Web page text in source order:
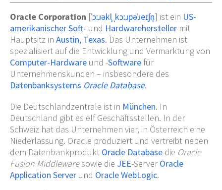
Oracle Corporation [ˈɔːɹəkl̩ ˌkɔːɹpəˈɹeɪʃn̩] ist ein US-
amerikanischerSoft- und Hardwarehersteller mit
Hauptsitz in Austin, Texas. Das Unternehmen ist
spezialisiert auf die Entwicklung und Vermarktung von
Computer-Hardware und -Software für
Unternehmenskunden – insbesondere des
Datenbanksystems Oracle Database.
Die Deutschlandzentrale ist in München. In
Deutschland gibt es elf Geschäftsstellen. In der
Schweiz hat das Unternehmen vier, in Österreich eine
Niederlassung. Oracle produziert und vertreibt neben
dem Datenbankprodukt Oracle Database die Oracle
Fusion Middlewaresowie die JEE-ServerOracle
Application Server und Oracle WebLogic.